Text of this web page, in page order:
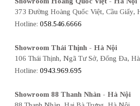
373 Đường Hoàng Quốc Việt, Cầu Giấy,
Hotline: 058.546.6666
Showroom Thái Thịnh - Hà Nội
106 Thái Thịnh, Ngã Tư Sở, Đống Đa,
Hotline: 0943.969.695
Showroom 88 Thanh Nhàn - Hà Nội